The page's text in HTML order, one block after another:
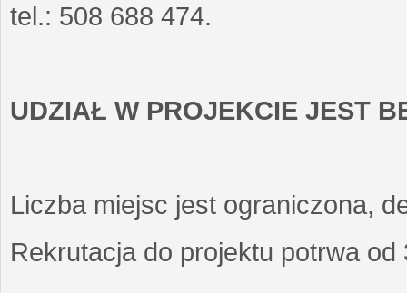
tel.: 508 688 474.
UDZIAŁ W PROJEKCIE JEST
Liczba miejsc jest ograniczona,
Rekrutacja do projektu potrwa